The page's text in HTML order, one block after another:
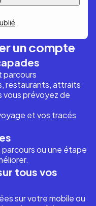
un compte
parcours
restaurants, attraits
vous prévoyez de
et vos tracés
ou une étape
tous vos
sur votre mobile ou